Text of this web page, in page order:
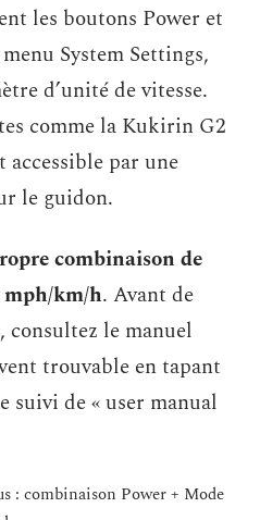
les boutons Power et
System Settings,
d’unité de vitesse.
comme la Kukirin G2
accessible par une
le guidon.
combinaison de
mph/km/h. Avant de
consultez le manuel
trouvable en tapant
suivi de « user manual
: combinaison Power + Mode